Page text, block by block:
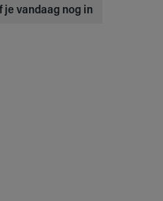
vandaag nog in